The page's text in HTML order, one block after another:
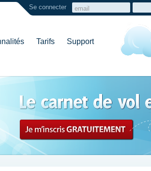
Se connecter
Tarifs Support